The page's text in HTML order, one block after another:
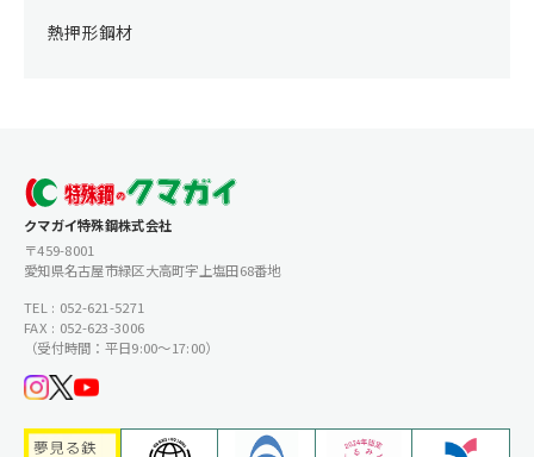
熱押形鋼材
クマガイ特殊鋼株式会社
〒459-8001
愛知県名古屋市緑区大高町字上塩田68番地
TEL : 052-621-5271
FAX : 052-623-3006
（受付時間：平日9:00〜17:00）